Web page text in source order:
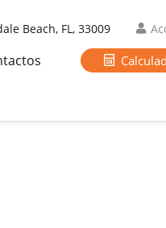
Beach, FL, 33009